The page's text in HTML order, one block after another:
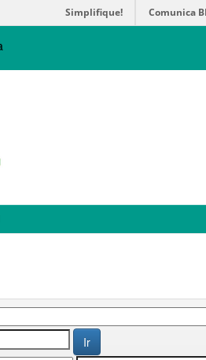
Simplifique! Comunica